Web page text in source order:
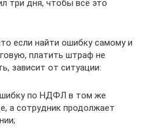
три дня, чтобы всё это
если найти ошибку самому и
платить штраф не
зависит от ситуации:
по НДФЛ в том же
а сотрудник продолжает